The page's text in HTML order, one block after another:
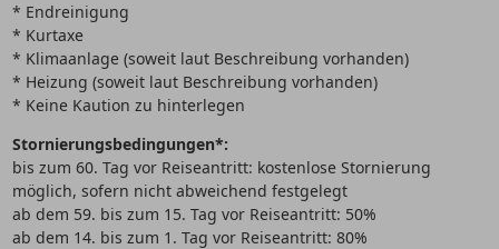
* Endreinigung
* Kurtaxe
* Klimaanlage (soweit laut Beschreibung vorhanden)
* Heizung (soweit laut Beschreibung vorhanden)
* Keine Kaution zu hinterlegen
Stornierungsbedingungen*:
bis zum 60. Tag vor Reiseantritt: kostenlose Stornierung
möglich, sofern nicht abweichend festgelegt
ab dem 59. bis zum 15. Tag vor Reiseantritt: 50%
ab dem 14. bis zum 1. Tag vor Reiseantritt: 80%